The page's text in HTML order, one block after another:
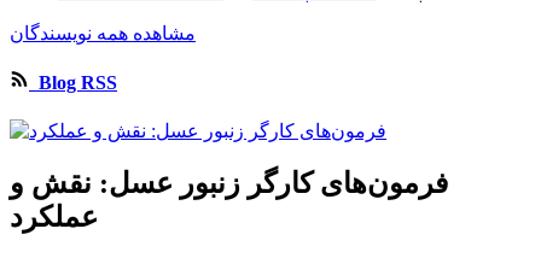
مشاهده همه نویسندگان
Blog RSS
فرمون‌های کارگر زنبور عسل: نقش و
عملکرد